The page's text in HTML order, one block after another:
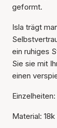
geformt.
Isla trägt
ein ruhiges
Sie sie mit
einen
Einzelheiten:
Material: